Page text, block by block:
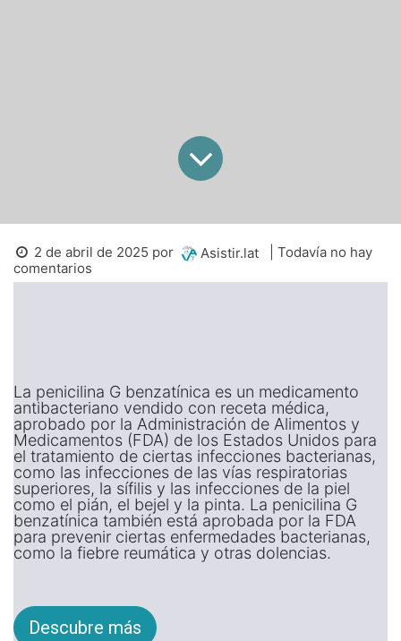
2 de abril de 2025 por Asistir.lat
| Todavía no hay
comentarios
La penicilina G benzatínica es un medicamento
antibacteriano vendido con receta médica,
aprobado por la Administración de Alimentos y
Medicamentos (FDA) de los Estados Unidos para
el tratamiento de ciertas infecciones bacterianas,
como las infecciones de las vías respiratorias
superiores, la sífilis y las infecciones de la piel
como el pián, el bejel y la pinta. La penicilina G
benzatínica también está aprobada por la FDA
para prevenir ciertas enfermedades bacterianas,
como la fiebre reumática y otras dolencias.
Descubre más